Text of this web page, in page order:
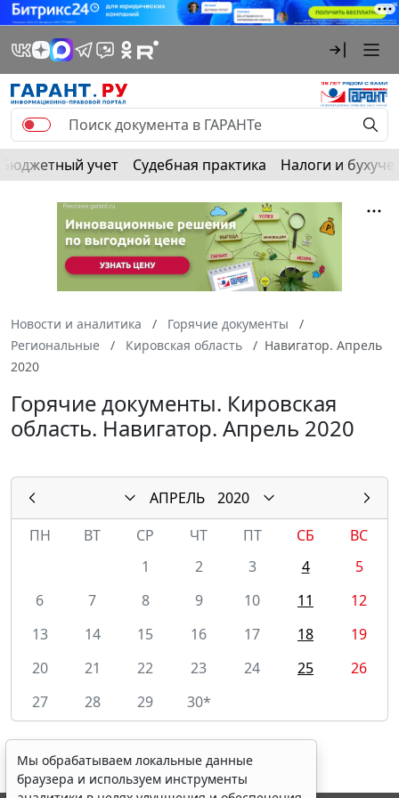
Бюджетный учет Судебная практика Налоги и
Новости и аналитика
Горячие документы
Региональные
Кировская область
Навигатор. Апрель
2020
Горячие документы. Кировская
область. Навигатор. Апрель 2020
АПРЕЛЬ
2020
ПН
ВТ СР ЧТ ПТ СБ
ВС
1
2 3 4
5
6
7 8 9 10 11
12
13
14 15 16 17 18
19
20
21 22 23 24 25
26
27
28 29 30*
Мы обрабатываем локальные данные
браузера и используем инструменты